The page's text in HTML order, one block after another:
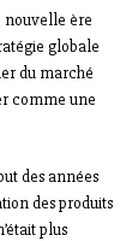
nouvelle ère
globale
du marché
comme une
des années
des produits
plus